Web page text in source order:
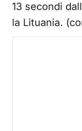
13 secondi
la Lituania.